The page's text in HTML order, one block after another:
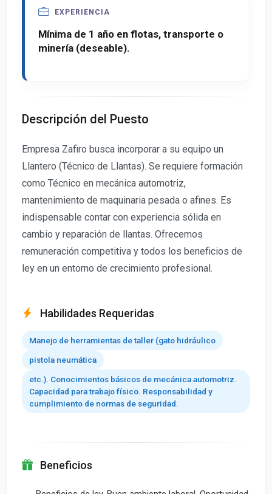
EXPERIENCIA
Mínima de 1 año en flotas, transporte o
minería (deseable).
Descripción del Puesto
Empresa Zafiro busca incorporar a su equipo un
Llantero (Técnico de Llantas). Se requiere formación
como Técnico en mecánica automotriz,
mantenimiento de maquinaria pesada o afines. Es
indispensable contar con experiencia sólida en
cambio y reparación de llantas. Ofrecemos
remuneración competitiva y todos los beneficios de
ley en un entorno de crecimiento profesional.
Habilidades Requeridas
Manejo de herramientas de taller (gato hidráulico
pistola neumática
etc.). Conocimientos básicos de mecánica automotriz.
Capacidad para trabajo físico. Responsabilidad y
cumplimiento de normas de seguridad.
Beneficios